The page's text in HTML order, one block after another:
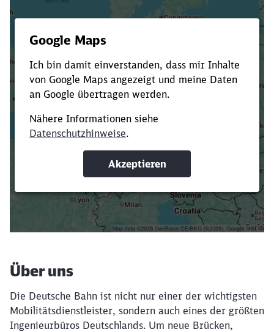
Verkürze die Ladezeit, indem du Suchbegriffe
oder Filter hinzufügst.
Suchbegriffe eingeben
Filter setzen
Über uns
Die Deutsche Bahn ist nicht nur einer der wichtigsten
Mobilitätsdienstleister, sondern auch eines der größten
Ingenieurbüros Deutschlands. Um neue Brücken,